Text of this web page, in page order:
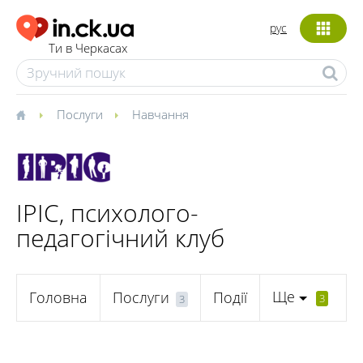
Ти в Черкасах
рус
Послуги Навчання
ІРІС, психолого-
педагогічний клуб
Головна Послуги 3 Події Ще 3